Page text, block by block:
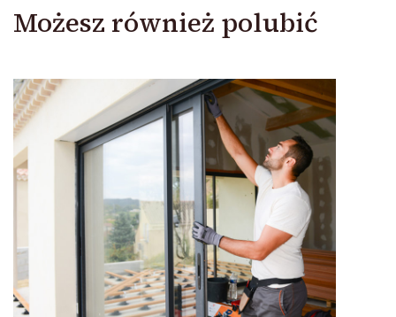
Możesz również polubić